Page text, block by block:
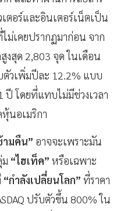
ตอร์และอินเตอร์เน็ตเป็น
ม่เคยปรากฏมาก่อน จาก
งสุด 2,803 จุด ในเดือน
วเพิ่มปีละ 12.2% แบบ
ปี โดยที่แทบไม่มีช่วงเวลา
นอเมริกา
ามคืน” อาจจะเพราะมัน
“ไฮเท็ค” หรือเฉพาะ
“กำลังเปลี่ยนโลก” ที่ราคา
ปรับตัวขึ้น 800% ใน